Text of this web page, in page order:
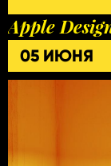
Apple
05 ИЮНЯ